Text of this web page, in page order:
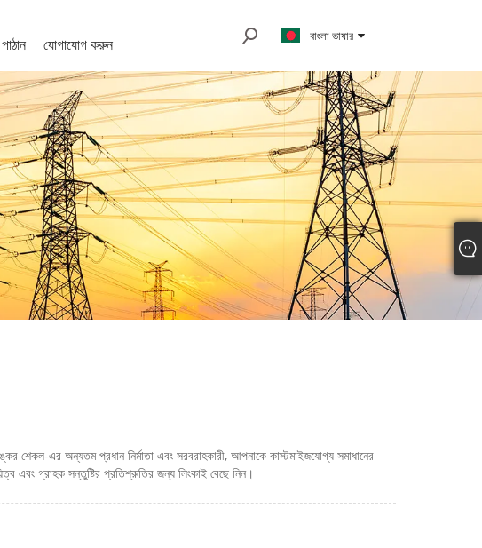
যোগাযোগ করুন বাংলা ভাষার
এর অন্যতম প্রধান নির্মাতা এবং সরবরাহকারী, আপনাকে কাস্টমাইজযোগ্য সমাধানের
এবং গ্রাহক সন্তুষ্টির প্রতিশ্রুতির জন্য লিংকাই বেছে নিন।